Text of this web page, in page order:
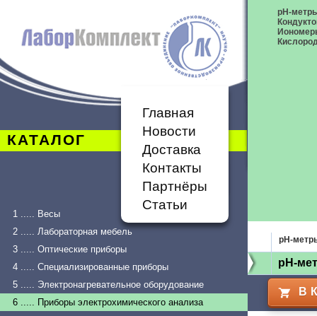
КАТАЛОГ
Главная
Новости
Доставка
Контакты
Партнёры
Статьи
1 ..... Весы
2 ..... Лабораторная мебель
3 ..... Оптические приборы
4 ..... Специализированные приборы
5 ..... Электронагревательное оборудование
6 ..... Приборы электрохимического анализа
pH-
pH-
pH-
В